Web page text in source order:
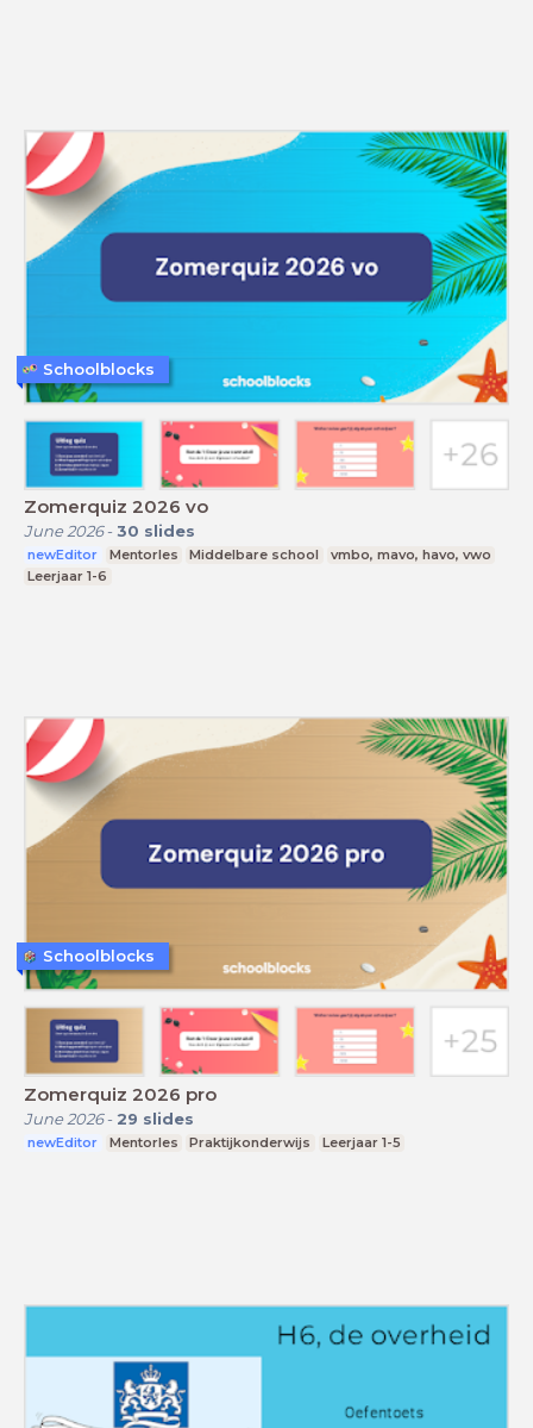
Zomerquiz 2026 vo
June 2026- 30 slides
newEditor Mentorles Middelbare school
vmbo, mavo, havo, vwo
Leerjaar 1-6
Schoolblocks
Zomerquiz 2026 pro
June 2026- 29 slides
newEditor Mentorles Praktijkonderwijs Leerjaar 1-5
Schoolblocks